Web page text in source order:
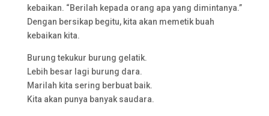
kebaikan. “Berilah kepada orang apa yang dimintanya.”
Dengan bersikap begitu, kita akan memetik buah
kebaikan kita.
Burung tekukur burung gelatik.
Lebih besar lagi burung dara.
Marilah kita sering berbuat baik.
Kita akan punya banyak saudara.